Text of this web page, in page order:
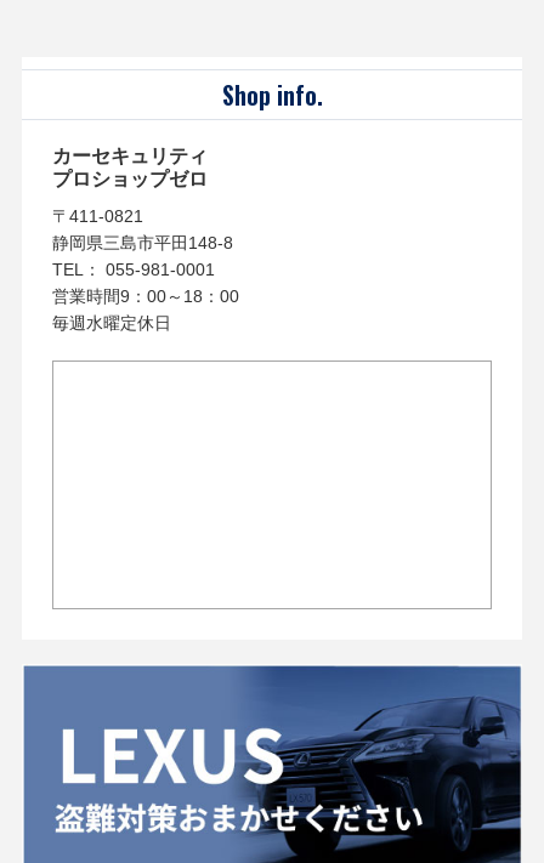
Shop info.
カーセキュリティ
プロショップゼロ
〒411-0821
静岡県三島市平田148-8
TEL： 055-981-0001
営業時間9：00～18：00
毎週水曜定休日